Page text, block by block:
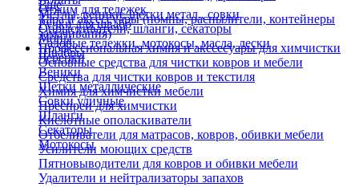
Отжим для тележек
Ручки для швабр
Мопы
Швабры
Метлы, веники, щетки метал., совки
Опрыскиватели, шланги, секаторы
Садовые тележки, мотокосы, масла, лески
Черенки
Веники
Щетки металлические
Совки уличные
Шланги
Секаторы
Мотокосы
Еще
Тара и аксессуары (помпы, распылители, контейнеры
замачивания)
Профессиональная химия и акссесуары для химчистки
Основные средства для чистки ковров и мебели
Средства для чистки ковров и текстиля
Химия для химчистки мебели
Преспреи для химчистки
Кислотные ополаскиватели
Отбеливатели для матрасов, ковров, обивки мебели
Усилители моющих средств
Пятновыводители для ковров и обивки мебели
Удалители и нейтрализаторы запахов